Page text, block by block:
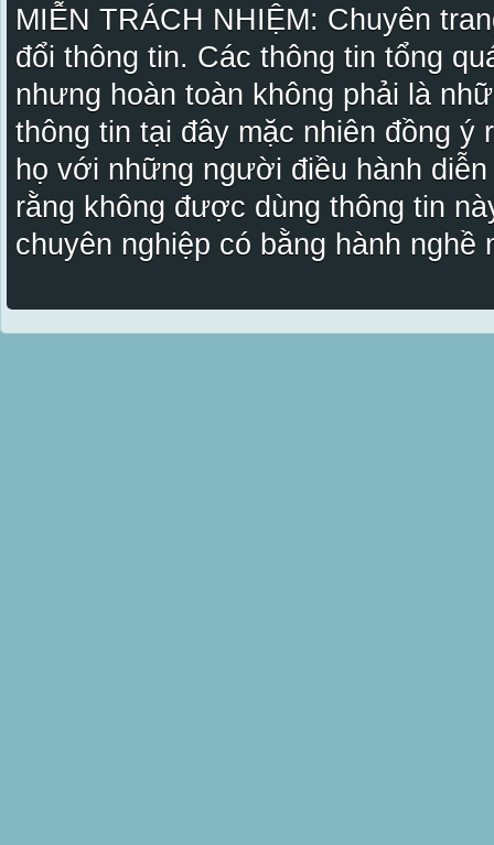
MIỄN TRÁCH NHIỆM: Chuyên
đổi thông tin. Các thông tin tổng
nhưng hoàn toàn không phải là
thông tin tại đây mặc nhiên đồng ý
họ với những người điều hành
rằng không được dùng thông tin
chuyên nghiệp có bằng hành